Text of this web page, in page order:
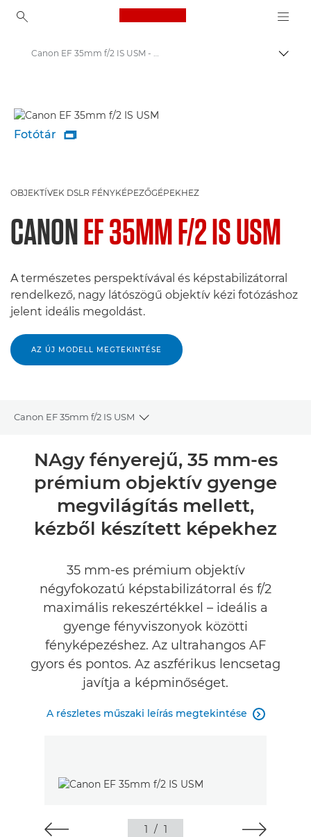
Canon Logo, back to
Canon EF 35mm f/2 IS USM - Lenses - Camera & Photo lenses
Fotótár 
OBJEKTÍVEK DSLR FÉNYKÉPEZŐGÉPEKHEZ
CANONEF 35MM F/2 IS USM
A természetes perspektívával és képstabilizátorral
rendelkező, nagy látószögű objektív kézi fotózáshoz
jelent ideális megoldást.
AZ ÚJ MODELL MEGTEKINTÉSE
Canon EF 35mm f/2 IS USM
Toggle breadcrumbs
Áttekintés
Műszaki adatok
NAgy fényerejű, 35 mm-es
prémium objektív gyenge
megvilágítás mellett,
kézből készített képekhez
35 mm-es prémium objektív
négyfokozatú képstabilizátorral és f/2
maximális rekeszértékkel – ideális a
gyenge fényviszonyok közötti
fényképezéshez. Az ultrahangos AF
gyors és pontos. Az aszférikus lencsetag
javítja a képminőséget.
A részletes műszaki leírás megtekintése 
1 / 1